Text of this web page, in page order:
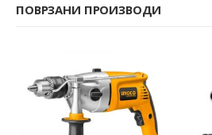
ПОВРЗАНИ ПРОИЗВОДИ